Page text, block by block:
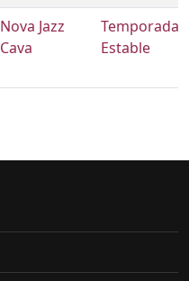
Nova Jazz
Cava
Temporada
Estable